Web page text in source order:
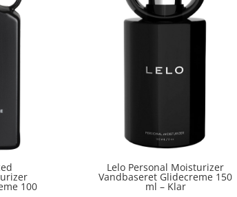
100
Lelo Personal Moisturizer
Vandbaseret Glidecreme 150
ml – Klar